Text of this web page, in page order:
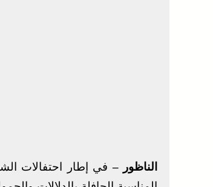
الناظور –